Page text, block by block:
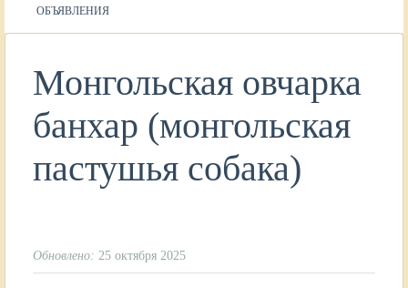
ОБЪЯВЛЕНИЯ
Монгольская овчарка
банхар (монгольская
пастушья собака)
Обновлено: 25 октября 2025